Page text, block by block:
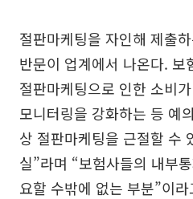
절판마케팅을 자인해 제출
반문이 업계에서 나온다. 보
절판마케팅으로 인한 소비
모니터링을 강화하는 등 예
상 절판마케팅을 근절할 수
실”라며 “보험사들의 내부
요할 수밖에 없는 부분”이